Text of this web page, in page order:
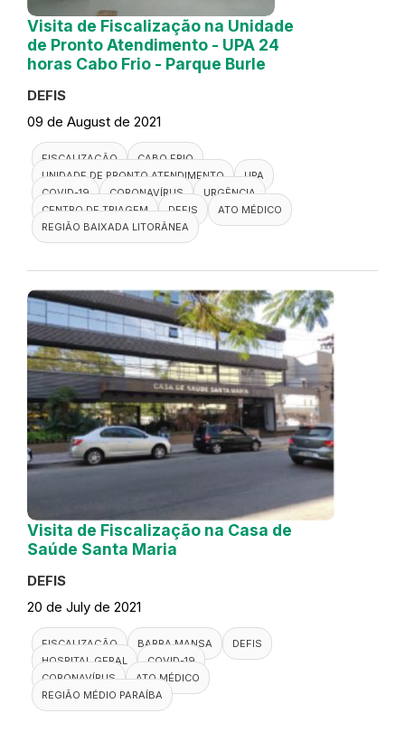
Visita de Fiscalização na Unidade
de Pronto Atendimento - UPA 24
horas Cabo Frio - Parque Burle
DEFIS
09 de August de 2021
FISCALIZAÇÃO
CABO FRIO
UNIDADE DE PRONTO ATENDIMENTO
UPA
COVID-19
CORONAVÍRUS
URGÊNCIA
CENTRO DE TRIAGEM
DEFIS
ATO MÉDICO
REGIÃO BAIXADA LITORÂNEA
Visita de Fiscalização na Casa de
Saúde Santa Maria
DEFIS
20 de July de 2021
FISCALIZAÇÃO BARRA MANSA
DEFIS
HOSPITAL GERAL
COVID-19
CORONAVÍRUS
ATO MÉDICO
REGIÃO MÉDIO PARAÍBA